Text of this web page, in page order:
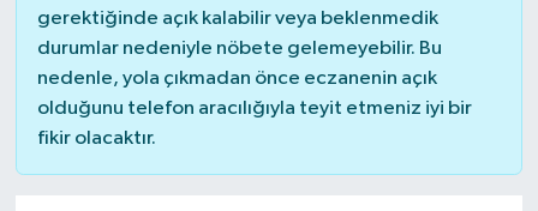
gerektiğinde açık kalabilir veya beklenmedik
durumlar nedeniyle nöbete gelemeyebilir. Bu
nedenle, yola çıkmadan önce eczanenin açık
olduğunu telefon aracılığıyla teyit etmeniz iyi bir
fikir olacaktır.